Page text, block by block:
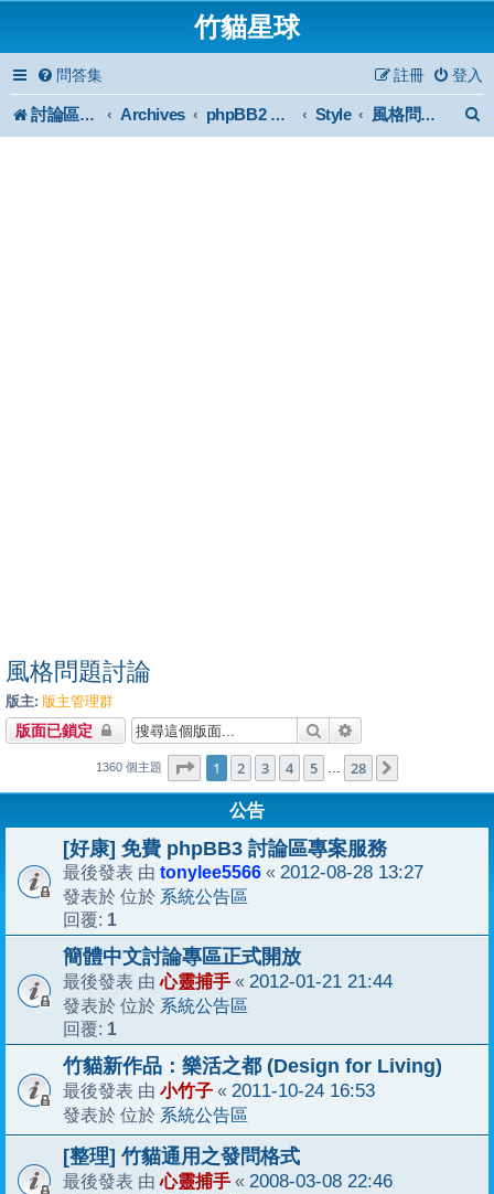
竹貓星球
問答集 登入
註冊
討論區首頁 Archives phpBB2 Forum Archive Style 風格問題討論
風格問題討論
版主: 版主管理群
版面已鎖定 搜尋
1360 個主題 第1 頁 (共 28頁)
1 2 3 4 5 … 28
公告
[好康] 免費 phpBB3 討論區專案服務
最後發表 由 tonylee5566 « 2012-08-28 13:27
發表於 位於 系統公告區
回覆: 1
簡體中文討論專區正式開放
最後發表 由心靈捕手 « 2012-01-21 21:44
發表於 位於 系統公告區
回覆: 1
竹貓新作品：樂活之都 (Design for Living)
最後發表 由 小竹子 « 2011-10-24 16:53
發表於 位於 系統公告區
[整理] 竹貓通用之發問格式
最後發表 由心靈捕手 « 2008-03-08 22:46